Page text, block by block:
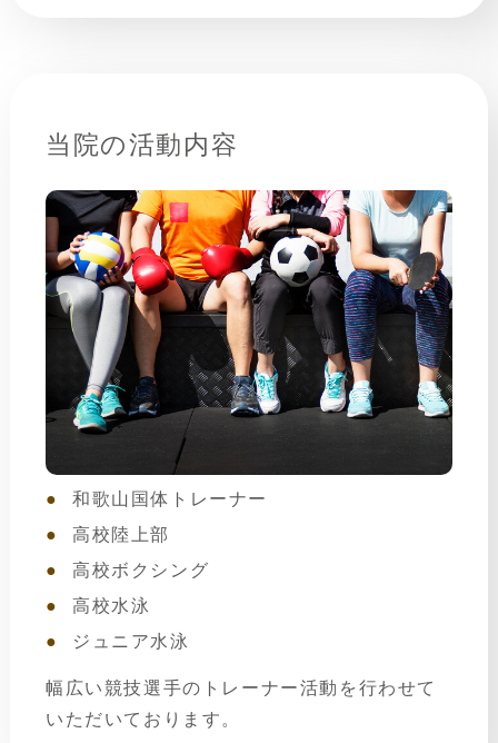
当院の活動内容
和歌山国体トレーナー
高校陸上部
高校ボクシング
高校水泳
ジュニア水泳
幅広い競技選手のトレーナー活動を行わせて
いただいております。